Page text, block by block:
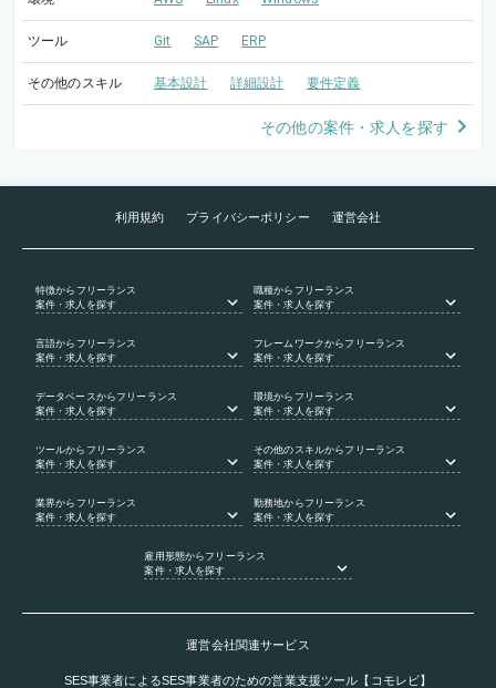
ツール Git SAP ERP
その他のスキル 基本設計 詳細設計 要件定義
その他の案件・求人を探す
利用規約 プライバシーポリシー 運営会社
特徴からフリーランス
案件・求人を探す
職種からフリーランス
案件・求人を探す
言語からフリーランス
案件・求人を探す
フレームワークからフリーランス
案件・求人を探す
データベース からフリーランス
案件・求人を探す
環境からフリーランス
案件・求人を探す
ツールからフリーランス
案件・求人を探す
その他のスキルからフリーランス
案件・求人を探す
業界からフリーランス
案件・求人を探す
勤務地からフリーランス
案件・求人を探す
雇用形態からフリーランス
案件・求人を探す
運営会社関連サービス
SES事業者によるSES事業者のための営業支援ツール【コモレビ】